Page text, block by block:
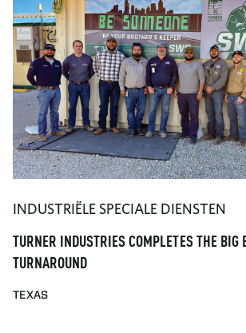
INDUSTRIËLE SPECIALE DIENSTEN
TURNER INDUSTRIES COMPLETES THE BIG
TURNAROUND
TEXAS